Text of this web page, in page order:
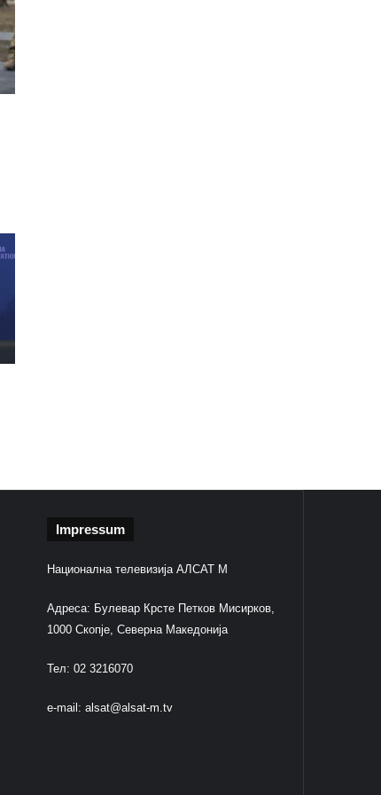
Impressum
Национална телевизија АЛСАТ М
Адреса: Булевар Крсте Петков Мисирков,
1000 Скопје, Северна Македонија
Тел: 02 3216070
e-mail: alsat@alsat-m.tv